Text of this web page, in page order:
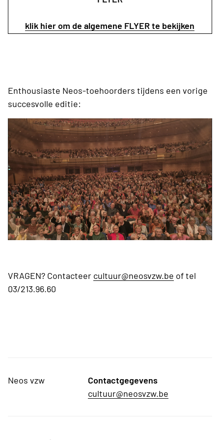
klik hier om de algemene FLYER te bekijken
Enthousiaste Neos-toehoorders tijdens een vorige
succesvolle editie:
VRAGEN? Contacteer cultuur@neosvzw.be of tel
03/213.96.60
Neos vzw
Contactgegevens
cultuur@neosvzw.be